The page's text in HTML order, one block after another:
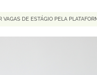
VAGAS DE ESTÁGIO PELA